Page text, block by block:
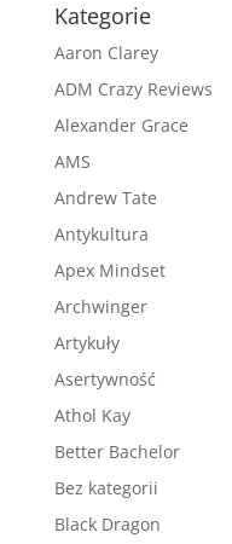
Kategorie
Aaron Clarey
ADM Crazy Reviews
Alexander Grace
AMS
Andrew Tate
Antykultura
Apex Mindset
Archwinger
Artykuły
Asertywność
Athol Kay
Better Bachelor
Bez kategorii
Black Dragon